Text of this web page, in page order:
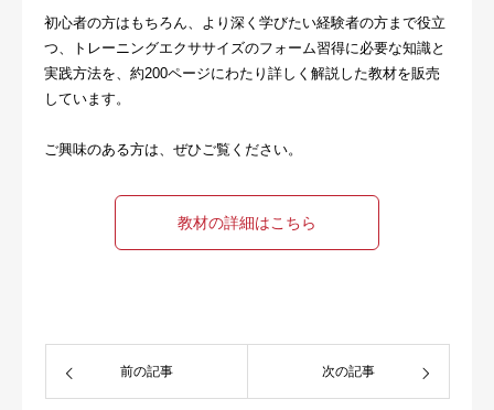
初心者の方はもちろん、より深く学びたい経験者の方まで役立
つ、トレーニングエクササイズのフォーム習得に必要な知識と
実践方法を、約200ページにわたり詳しく解説した教材を販売
しています。
ご興味のある方は、ぜひご覧ください。
教材の詳細はこちら
前の記事 次の記事